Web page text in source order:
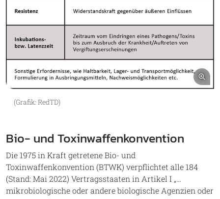
(Grafik: RedTD)
Bio- und Toxinwaffenkonvention
Die 1975 in Kraft getretene Bio- und
Toxinwaffenkonvention (BTWK) verpflichtet alle 184
(Stand: Mai 2022) Vertragsstaaten in Artikel I „…
mikrobiologische oder andere biologische Agenzien oder